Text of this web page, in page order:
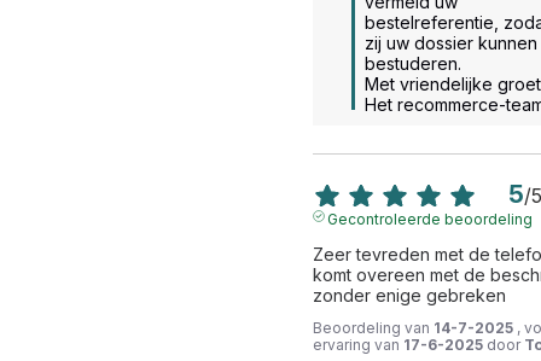
bestelreferentie,
zij uw dossier kunnen
bestuderen.
Met vriendelijke
Het recommerce-
5/5
Gecontroleerde beoordeling
Zeer tevreden met de
komt overeen met de
zonder enige gebreken
Beoordeling van 14-7-2025 ,
ervaring van 17-6-2025 door